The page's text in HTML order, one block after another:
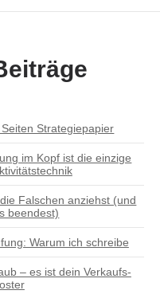
Strategiepapier
im Kopf ist die einzige
Falschen anziehst (und
beendest)
Warum ich schreibe
– es ist dein Verkaufs-